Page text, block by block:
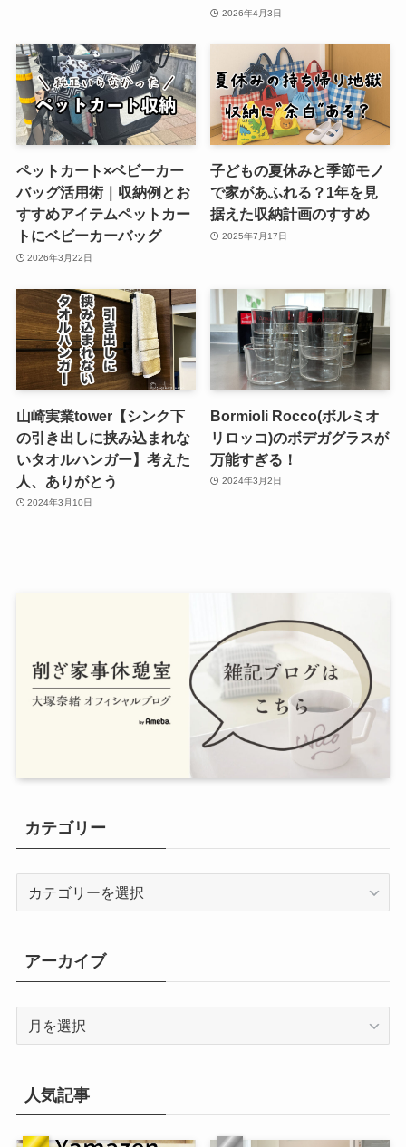
2026年4月3日
ペットカート×ベビーカー
バッグ活用術｜収納例とお
すすめアイテムペットカー
トにベビーカーバッグ
2026年3月22日
子どもの夏休みと季節モノ
で家があふれる？1年を見
据えた収納計画のすすめ
2025年7月17日
山崎実業tower【シンク下
の引き出しに挟み込まれな
いタオルハンガー】考えた
人、ありがとう
2024年3月10日
Bormioli Rocco(ボルミオ
リロッコ)のボデガグラスが
万能すぎる！
2024年3月2日
カテゴリー
リ
ー
アーカイブ
ブ
人気記事